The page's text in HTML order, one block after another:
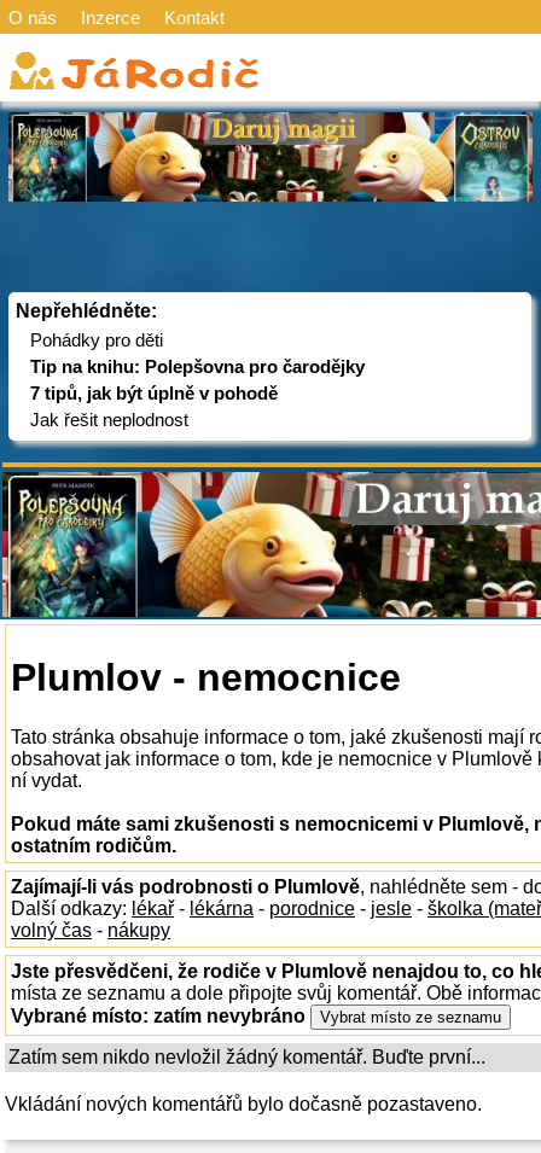
O nás Inzerce Kontakt
Nepřehlédněte:
Pohádky pro děti
Tip na knihu: Polepšovna pro čarodějky
7 tipů, jak být úplně v pohodě
Jak řešit neplodnost
Plumlov - nemocnice
Tato stránka obsahuje informace o tom, jaké zkušenosti mají
obsahovat jak informace o tom, kde je nemocnice v
ní vydat.
Pokud máte sami zkušenosti s nemocnicemi v Plumlově,
ostatním rodičům.
Zajímají-li vás podrobnosti o Plumlově, nahlédněte sem -
Další odkazy: lékař - lékárna - porodnice - jesle - školka
volný čas - nákupy
Jste přesvědčeni, že rodiče v Plumlově nenajdou to, co
místa ze seznamu a dole připojte svůj komentář. Obě
Vybrané místo: zatím nevybráno
Zatím sem nikdo nevložil žádný komentář. Buďte první...
Vkládání nových komentářů bylo dočasně pozastaveno.